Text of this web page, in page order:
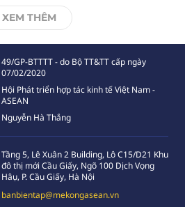
XEM THÊM
49/GP-BTTTT - do Bộ TT&TT cấp ngày
07/02/2020
Hội Phát triển hợp tác kinh tế Việt Nam -
ASEAN
Nguyễn Hà Thắng
Tầng 5, Lê Xuân 2 Building, Lô C15/D21 Khu
đô thị mới Cầu Giấy, Ngõ 100 Dịch Vọng
Hâụ, P. Cầu Giấy, Hà Nội
banbientap@mekongasean.vn